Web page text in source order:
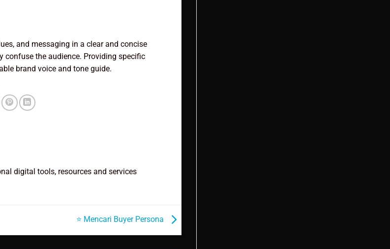
and messaging in a clear and concise
confuse the audience. Providing specific
brand voice and tone guide.
digital tools, resources and services
⭐ Mencari Buyer Persona